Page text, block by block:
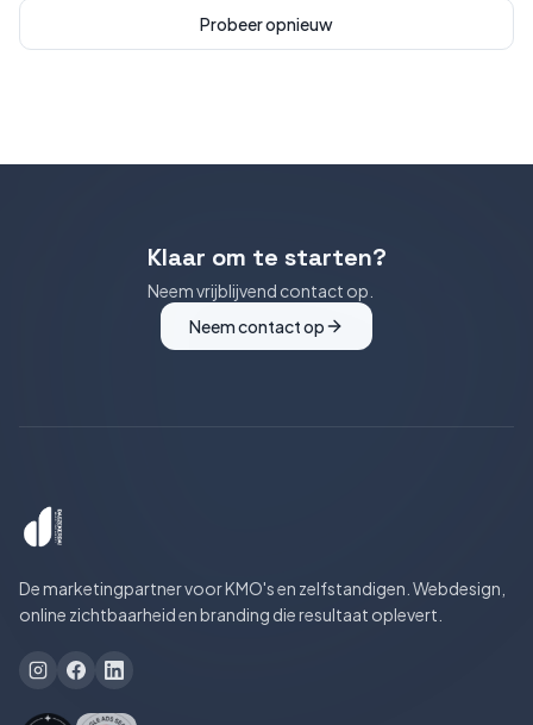
Probeer opnieuw
Klaar om te starten?
Neem vrijblijvend contact op.
Neem contact op
De marketingpartner voor KMO's en zelfstandigen. Webdesign,
online zichtbaarheid en branding die resultaat oplevert.